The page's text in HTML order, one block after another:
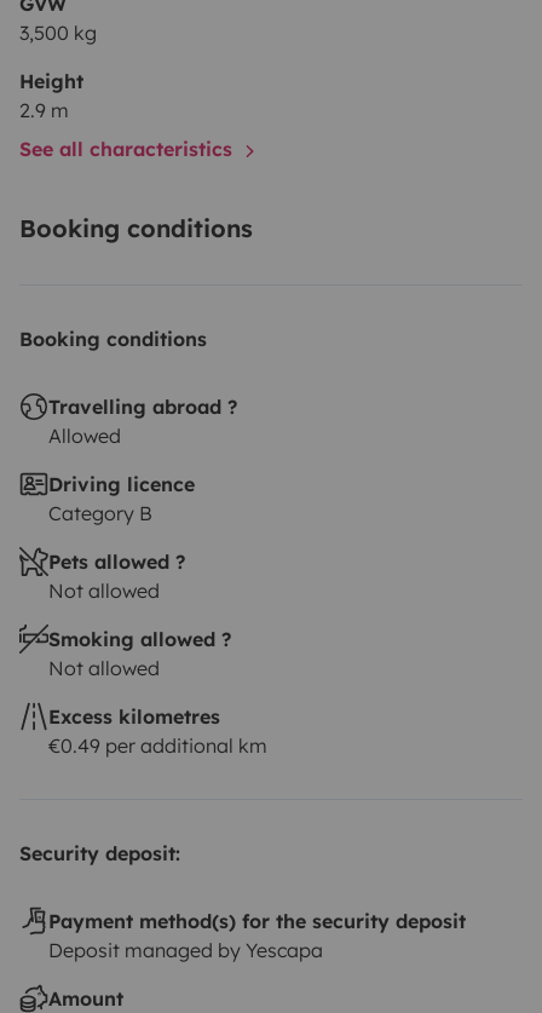
schreibt uns gerne eine Nachricht, wir sind schon
gespannt, von euch zu hören.
3,500 kg
Height
2.9 m
See all characteristics
Booking conditions
Booking conditions
Travelling abroad ?
Allowed
Driving licence
Category B
Pets allowed ?
Not allowed
Smoking allowed ?
Not allowed
Excess kilometres
€0.49 per additional km
Security deposit:
Payment method(s) for the security deposit
Deposit managed by Yescapa
Amount